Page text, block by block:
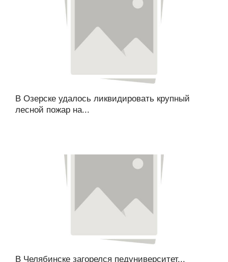
В Озерске удалось ликвидировать крупный
лесной пожар на...
В Челябинске загорелся педуниверситет...